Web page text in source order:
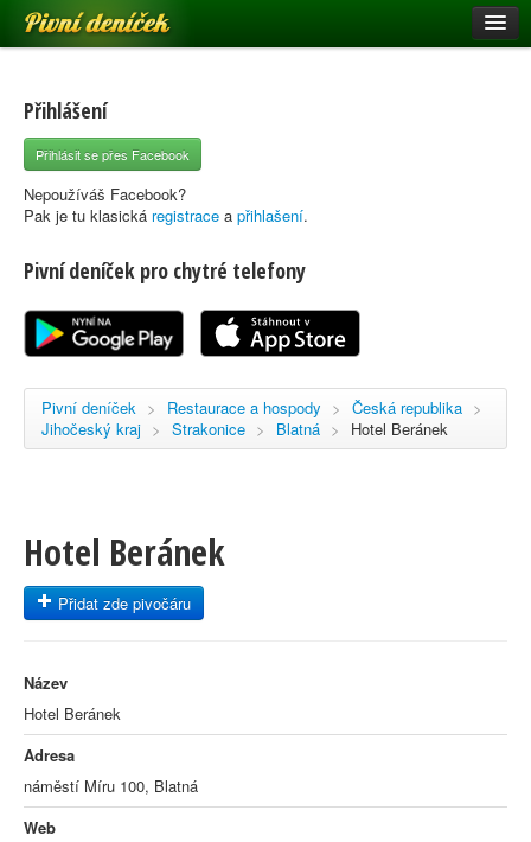
Pivní deníček
Pivní mapa
Pivní značky
Nápověda
Registrace
Přihlášení
Přihlásit se přes Facebook
Nepoužíváš Facebook?
Pak je tu klasická registrace a přihlašení.
Pivní deníček pro chytré telefony
Pivní deníček > Restaurace a hospody > Česká republika >
Jihočeský kraj > Strakonice > Blatná > Hotel Beránek
Hotel Beránek
Přidat zde pivočáru
Název
Hotel Beránek
Adresa
náměstí Míru 100, Blatná
Web